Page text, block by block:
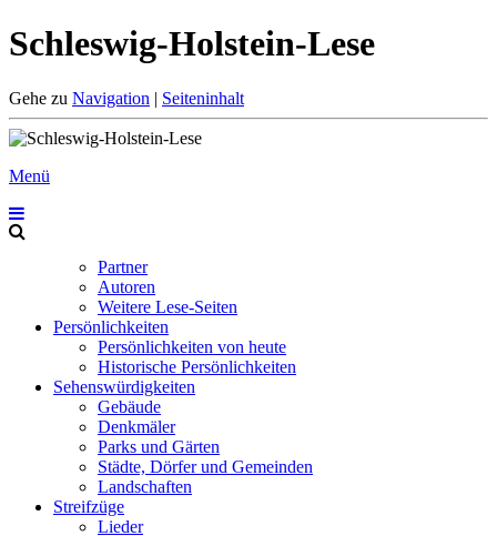
Schleswig-Holstein-Lese
Gehe zu Navigation | Seiteninhalt
Menü
Partner
Autoren
Weitere Lese-Seiten
Persönlichkeiten
Persönlichkeiten von heute
Historische Persönlichkeiten
Sehenswürdigkeiten
Gebäude
Denkmäler
Parks und Gärten
Städte, Dörfer und Gemeinden
Landschaften
Streifzüge
Lieder